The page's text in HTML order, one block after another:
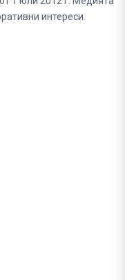
интереси.